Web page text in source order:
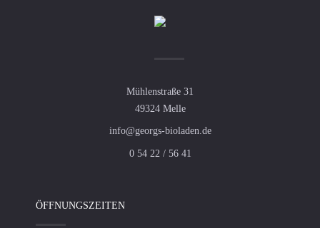
Mühlenstraße 31
49324 Melle
info@georgs-bioladen.de
0 54 22 / 56 41
ÖFFNUNGSZEITEN